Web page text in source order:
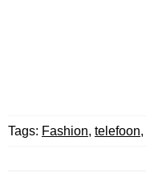
Tags: Fashion, telefoon,